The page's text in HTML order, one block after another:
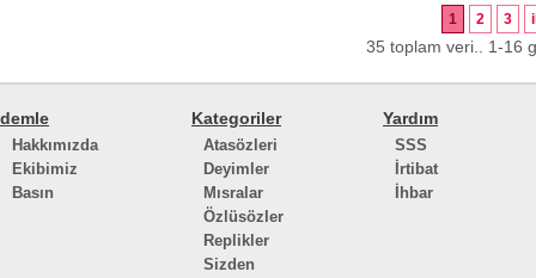
1 2 3
35 toplam veri.. 1-16
demle
Hakkımızda
Ekibimiz
Basın
Kategoriler
Atasözleri
Deyimler
Mısralar
Özlüsözler
Replikler
Sizden
Yardım
SSS
İrtibat
İhbar